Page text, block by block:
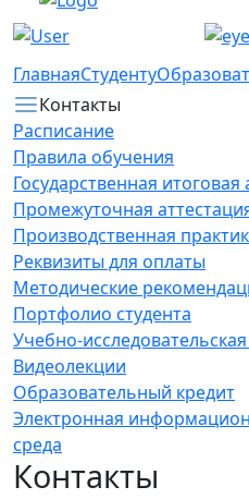
ГлавнаяСтуденту
Контакты
Расписание
Правила обучения
Государственная итоговая
Промежуточная
Производственная
Реквизиты для оплаты
Методические
Портфолио студента
Учебно-
Видеолекции
Образовательный кредит
Электронная
среда
Контакты